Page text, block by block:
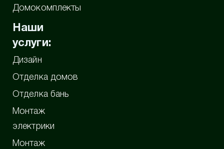
Домокомплекты
Наши
услуги:
Дизайн
Отделка домов
Отделка бань
Монтаж
электрики
Монтаж